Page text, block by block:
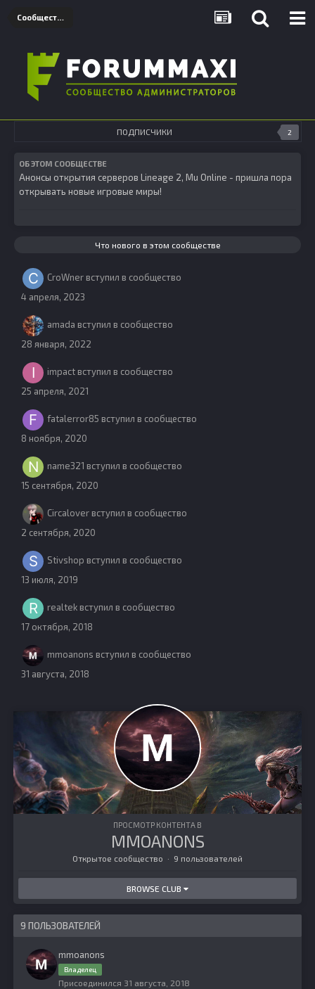
Сообщества
ПОДПИСЧИКИ 2
ОБ ЭТОМ СООБЩЕСТВЕ
Анонсы открытия серверов Lineage 2, Mu Online - пришла пора
открывать новые игровые миры!
Что нового в этом сообществе
CroWnerвступил в сообщество
4 апреля, 2023
amada вступил в сообщество
28 января, 2022
impactвступил в сообщество
25 апреля, 2021
fatalerror85 вступил в сообщество
8 ноября, 2020
name321 вступил в сообщество
15 сентября, 2020
Circaloverвступил в сообщество
2 сентября, 2020
Stivshop вступил в сообщество
13 июля, 2019
realtekвступил в сообщество
17 октября, 2018
mmoanons вступил в сообщество
31 августа, 2018
ПРОСМОТР КОНТЕНТА В
MMOANONS
Открытое сообщество · 9 пользователей
BROWSE CLUB
9 ПОЛЬЗОВАТЕЛЕЙ
mmoanons
Владелец
Присоединился 31 августа, 2018